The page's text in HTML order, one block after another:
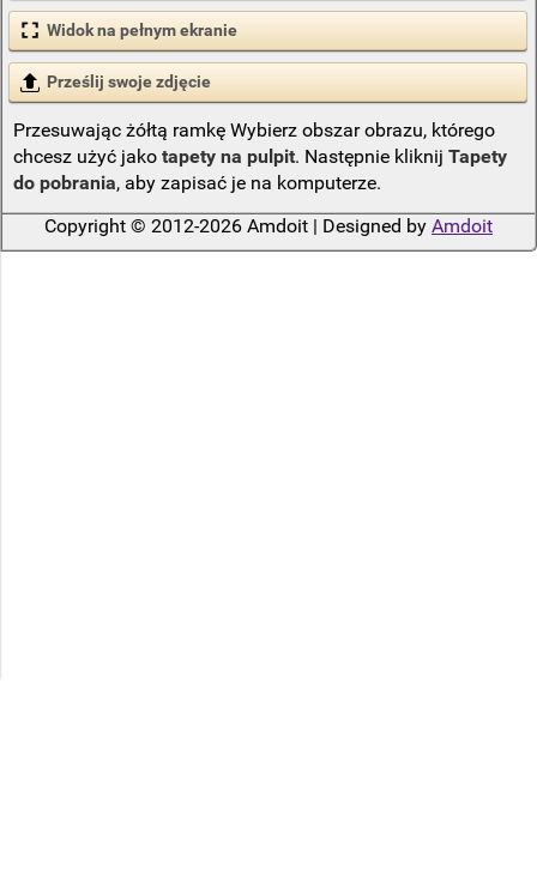
Widok na pełnym ekranie
Prześlij swoje zdjęcie
Przesuwając żółtą ramkę Wybierz obszar obrazu, którego
chcesz użyć jako tapety na pulpit. Następnie kliknij Tapety
do pobrania, aby zapisać je na komputerze.
Copyright © 2012-2026 Amdoit | Designed by Amdoit